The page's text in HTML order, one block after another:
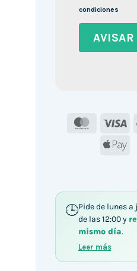
condiciones
Pide de lunes a
de las 12:00 y
mismo día.
Leer más